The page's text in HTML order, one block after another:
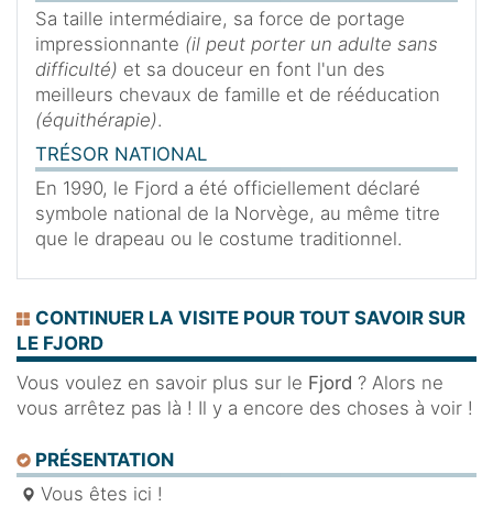
Sa taille intermédiaire, sa force de portage
impressionnante (il peut porter un adulte sans
difficulté) et sa douceur en font l'un des
meilleurs chevaux de famille et de rééducation
(équithérapie).
TRÉSOR NATIONAL
En 1990, le Fjord a été officiellement déclaré
symbole national de la Norvège, au même titre
que le drapeau ou le costume traditionnel.
CONTINUER LA VISITE POUR TOUT SAVOIR SUR
LE FJORD
Vous voulez en savoir plus sur le Fjord ? Alors ne
vous arrêtez pas là ! Il y a encore des choses à voir !
PRÉSENTATION
Vous êtes ici !